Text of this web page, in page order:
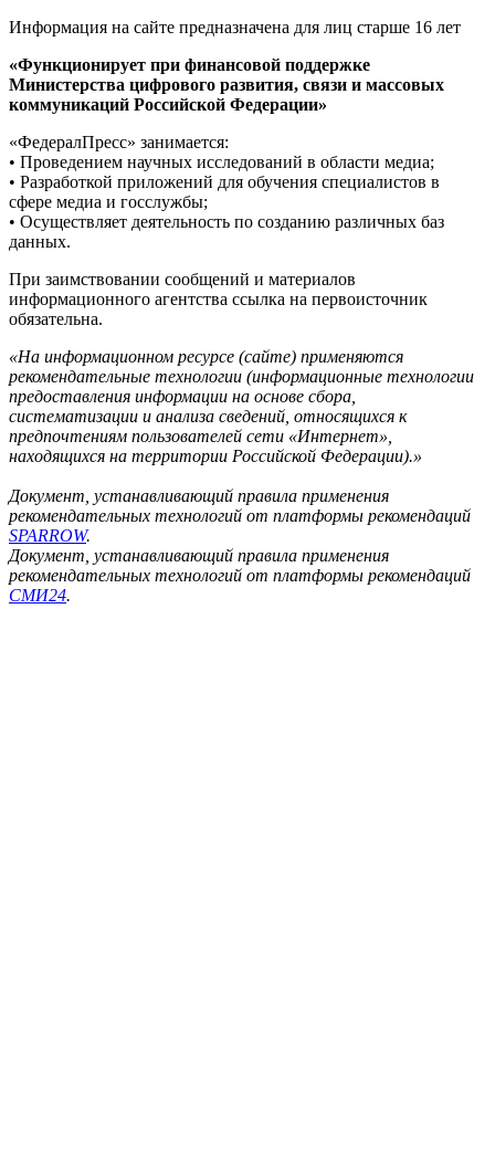
Информация на сайте предназначена для лиц старше 16 лет
«Функционирует при финансовой поддержке
Министерства цифрового развития, связи и массовых
коммуникаций Российской Федерации»
«ФедералПресс» занимается:
• Проведением научных исследований в области медиа;
• Разработкой приложений для обучения специалистов в
сфере медиа и госслужбы;
• Осуществляет деятельность по созданию различных баз
данных.
При заимствовании сообщений и материалов
информационного агентства ссылка на первоисточник
обязательна.
«На информационном ресурсе (сайте) применяются
рекомендательные технологии (информационные технологии
предоставления информации на основе сбора,
систематизации и анализа сведений, относящихся к
предпочтениям пользователей сети «Интернет»,
находящихся на территории Российской Федерации).»
Документ, устанавливающий правила применения
рекомендательных технологий от платформы рекомендаций
SPARROW.
Документ, устанавливающий правила применения
рекомендательных технологий от платформы рекомендаций
СМИ24.